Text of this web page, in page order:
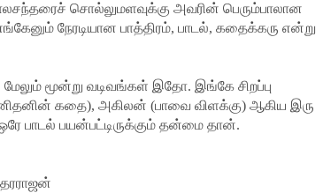
சொல்லுமளவுக்கு அவரின் பெரும்பாலான
நேரடியான பாத்திரம், பாடல், கதைக்கரு என்று
மூன்று வடிவங்கள் இதோ. இங்கே சிறப்பு
கதை), அகிலன் (பாவை விளக்கு) ஆகிய இரு
பாடல் பயன்பட்டிருக்கும் தன்மை தான்.